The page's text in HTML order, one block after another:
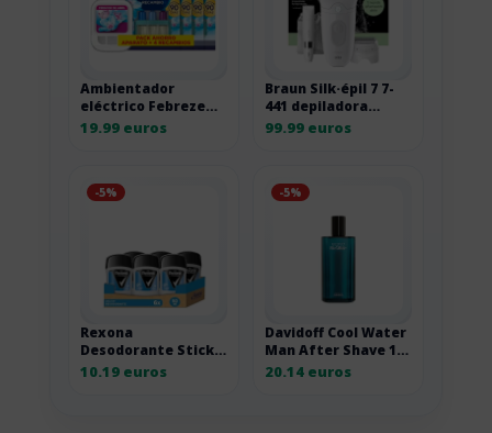
Ambientador
eléctrico Febreze
3Volution con
19.99 euros
Braun Silk·épil 7 7-
441 depiladora
eléctrica con
99.99 euros
-5%
Rexona
Desodorante Stick
Antitranspirante
10.19 euros
-5%
Davidoff Cool Water
Man After Shave 125
ml 125ML
20.14 euros